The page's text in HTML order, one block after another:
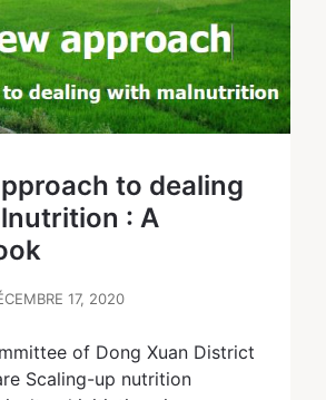
to dealing
: A
17, 2020
of Dong Xuan District
Scaling-up nutrition